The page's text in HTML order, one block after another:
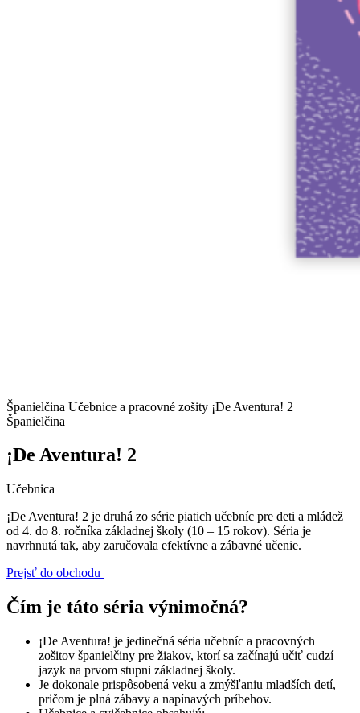
Španielčina Učebnice a pracovné zošity ¡De Aventura! 2
Španielčina
¡De Aventura! 2
Učebnica
¡De Aventura! 2 je druhá zo série piatich učebníc pre deti a mládež
od 4. do 8. ročníka základnej školy (10 – 15 rokov). Séria je
navrhnutá tak, aby zaručovala efektívne a zábavné učenie.
Prejsť do obchodu
Čím je táto séria výnimočná?
¡De Aventura! je jedinečná séria učebníc a pracovných
zošitov španielčiny pre žiakov, ktorí sa začínajú učiť cudzí
jazyk na prvom stupni základnej školy.
Je dokonale prispôsobená veku a zmýšľaniu mladších detí,
pričom je plná zábavy a napínavých príbehov.